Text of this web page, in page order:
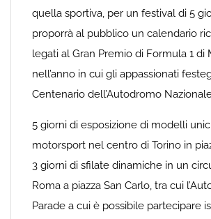
quella sportiva, per un festival di 5
proporrà al pubblico un calendario
legati al Gran Premio di Formula 1 di
nell’anno in cui gli appassionati
Centenario dell’Autodromo
5 giorni di esposizione di modelli
motorsport nel centro di Torino in
3 giorni di sfilate dinamiche in un
Roma a piazza San Carlo, tra cui
Parade a cui è possibile partecipare